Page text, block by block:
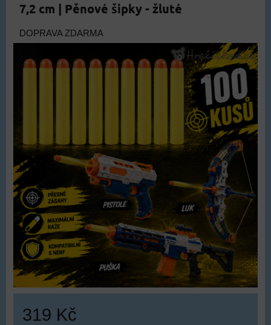
7,2 cm | Pěnové šipky - žluté
DOPRAVA ZDARMA
319 Kč